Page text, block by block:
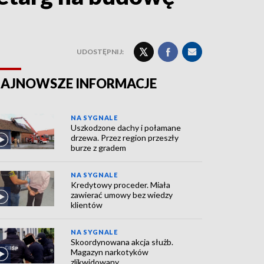
UDOSTĘPNIJ:
INFORMACJE
NA SYGNALE
Uszkodzone dachy i połamane
drzewa. Przez region przeszły
burze z gradem
NA SYGNALE
Kredytowy proceder. Miała
zawierać umowy bez wiedzy
klientów
NA SYGNALE
Skoordynowana akcja służb.
Magazyn narkotyków
zlikwidowany